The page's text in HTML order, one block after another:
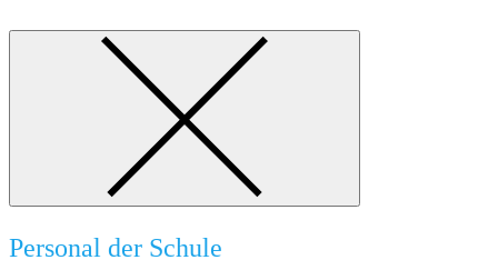
Personal der Schule